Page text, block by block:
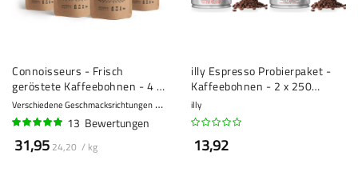
Connoisseurs - Frisch
geröstete Kaffeebohnen - 4 x
330g
Verschiedene Geschmacksrichtungen 8 - Kräftig
95%
13 Bewertungen
31,95 24,20 / kg
illy Espresso Probierpaket -
Kaffeebohnen - 2 x 250
Gramm
illy
13,92